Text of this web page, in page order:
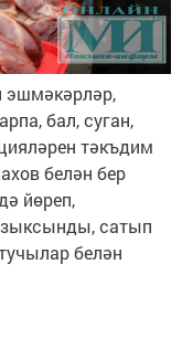
эшмәкәрләр,
бал, суган,
тәкъдим
белән бер
йөреп,
сатып
белән